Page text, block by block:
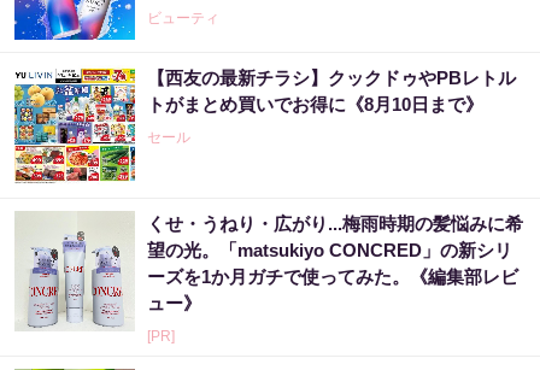
ビューティ
【西友の最新チラシ】クックドゥやPBレトル
トがまとめ買いでお得に《8月10日まで》
セール
くせ・うねり・広がり...梅雨時期の髪悩みに希
望の光。「matsukiyo CONCRED」の新シリ
ーズを1か月ガチで使ってみた。《編集部レビ
ュー》
[PR]